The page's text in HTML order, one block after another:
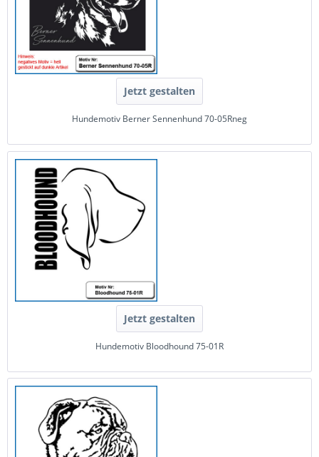
Jetzt gestalten
Hundemotiv Berner Sennenhund 70-05Rneg
Jetzt gestalten
Hundemotiv Bloodhound 75-01R